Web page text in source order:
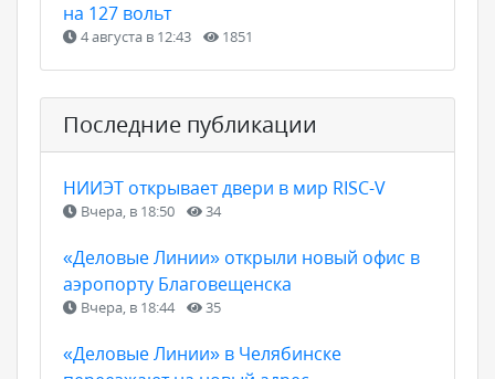
на 127 вольт
4 августа в 12:43 1851
Последние публикации
НИИЭТ открывает двери в мир RISC-V
Вчера, в 18:50 34
«Деловые Линии» открыли новый офис в
аэропорту Благовещенска
Вчера, в 18:44 35
«Деловые Линии» в Челябинске